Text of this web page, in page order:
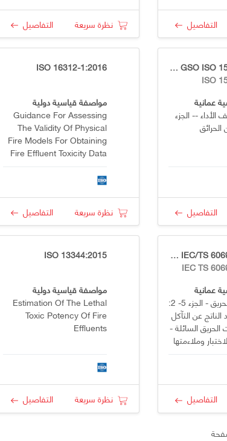
التفاصيل نظرة سريعة التفاصيل
OS GSO ISO 15928-4:2021
ISO
عمانية
-- الجزء
التفاصيل
ISO 16312-1:2016
مواصفة قياسية دولية
Guidance For Assessing
The Validity Of Physical
Fire Models For Obtaining
Fire Effluent Toxicity Data
Assessment — Part 1:
نظرة سريعة
التفاصيل
OS GSO IEC/TS 60695-5-2:2015
IEC TS
عمانية
اختبار مخاطر الحريق - الجزء 5- 2:
الناتج عن التآكل
السائلة -
وملاءمتها
التفاصيل
ISO 13344:2015
مواصفة قياسية دولية
Estimation Of The Lethal
Toxic Potency Of Fire
Effluents
نظرة سريعة التفاصيل